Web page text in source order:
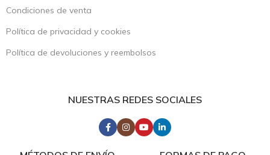
Condiciones de venta
Política de privacidad y cookies
Política de devoluciones y reembolsos
NUESTRAS REDES SOCIALES